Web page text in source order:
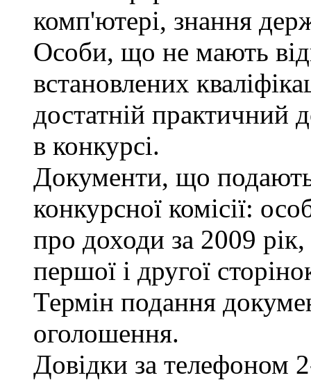
комп'ютері, знання
Особи, що не мають
встановлених
достатній практичний
в конкурсі.
Документи, що
конкурсної комісії:
про доходи за 2009 рік,
першої і другої
Термін подання
оголошення.
Довідки за телефоном